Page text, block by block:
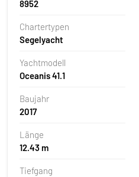
8952
Chartertypen
Segelyacht
Yachtmodell
Oceanis 41.1
Baujahr
2017
Länge
12.43 m
Tiefgang